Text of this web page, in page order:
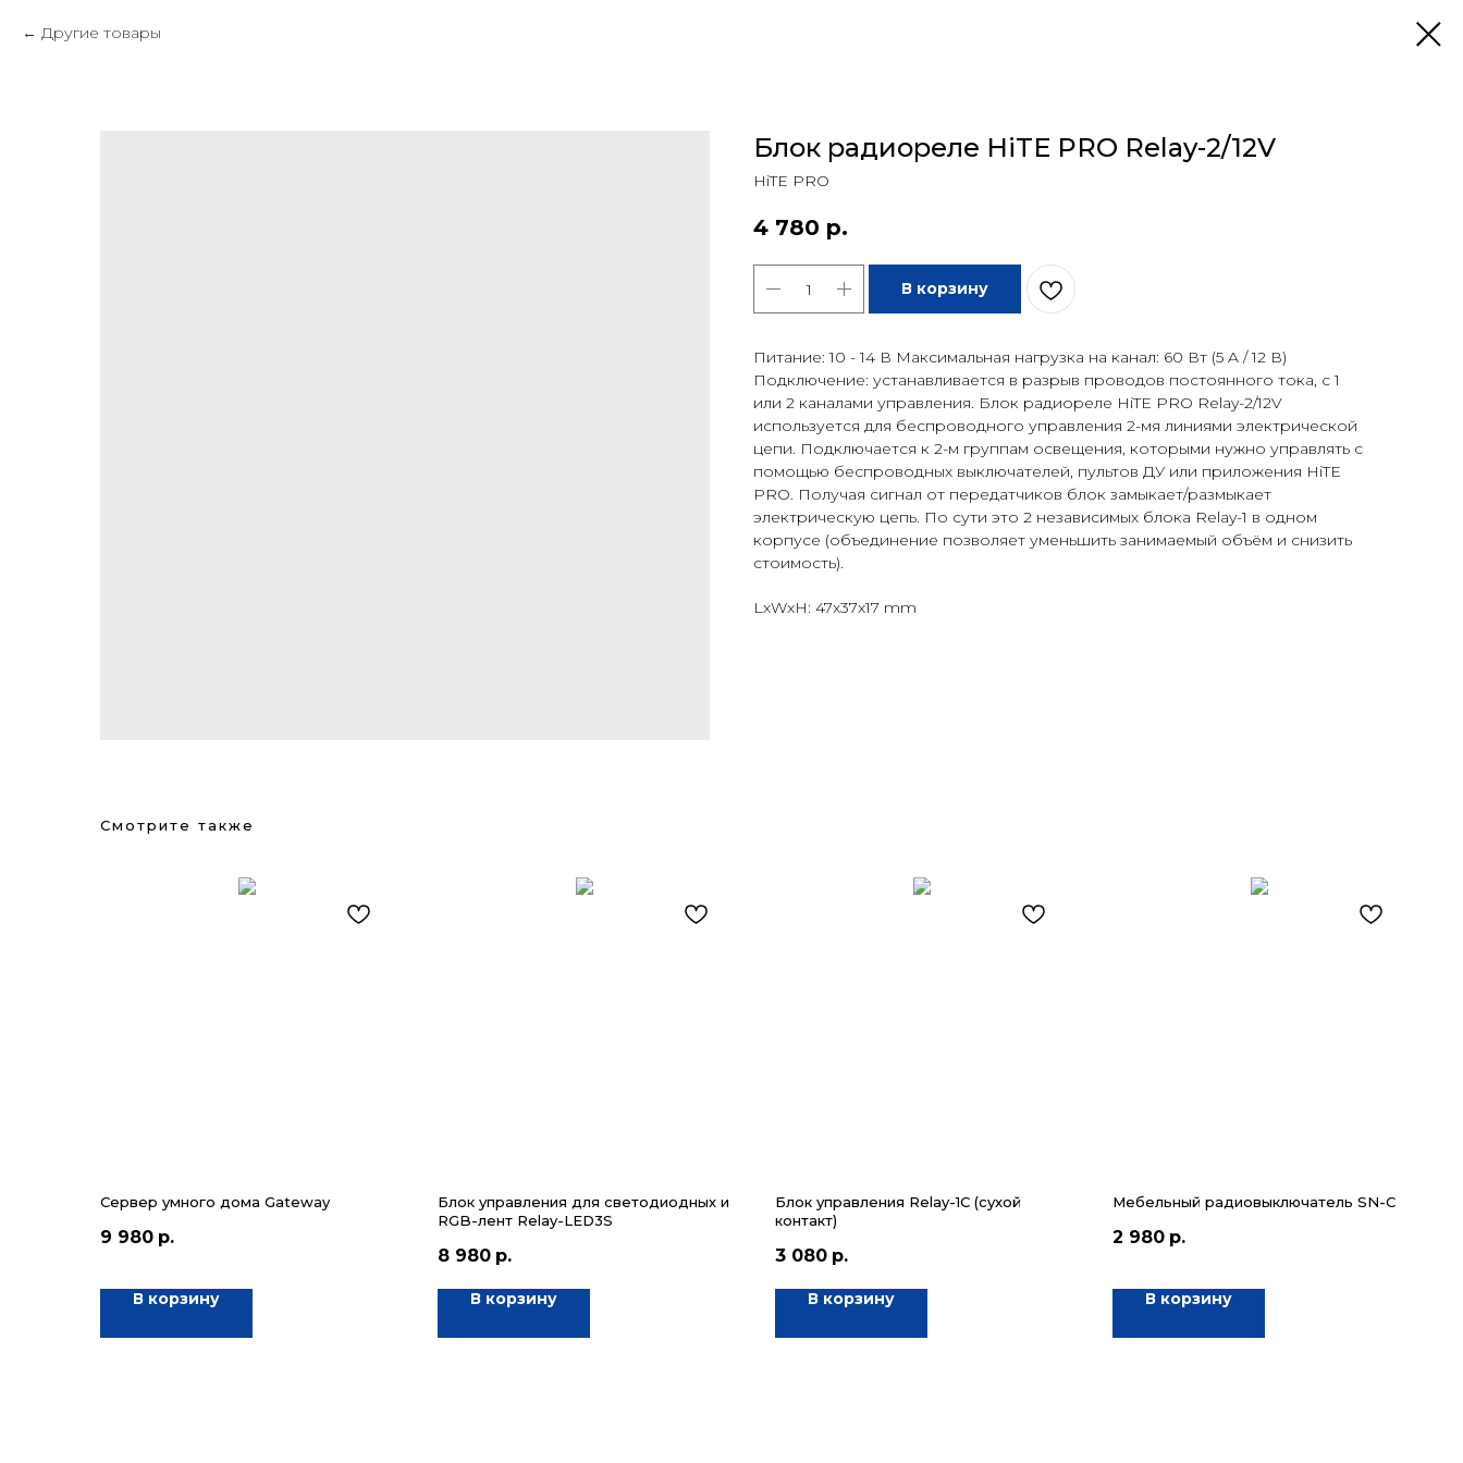
Другие товары
Блок радиореле HiTE PRO Relay-2/12V
HiTE PRO
4 780 р.
В корзину
Питание: 10 - 14 В Максимальная нагрузка на канал: 60 Вт (5 A / 12 В)
Подключение: устанавливается в разрыв проводов постоянного тока, с 1
или 2 каналами управления. Блок радиореле HiTE PRO Relay-2/12V
используется для беспроводного управления 2-мя линиями электрической
цепи. Подключается к 2-м группам освещения, которыми нужно управлять с
помощью беспроводных выключателей, пультов ДУ или приложения HiTE
PRO. Получая сигнал от передатчиков блок замыкает/размыкает
электрическую цепь. По сути это 2 независимых блока Relay-1 в одном
корпусе (объединение позволяет уменьшить занимаемый объём и снизить
стоимость).
LxWxH: 47x37x17 mm
Смотрите также
Сервер умного дома Gateway
9 980 р.
В корзину
Блок управления для светодиодных и
RGB-лент Relay-LED3S
8 980 р.
В корзину
Блок управления Relay-1C (сухой
контакт)
3 080 р.
В корзину
Мебельный радиовыключатель SN-C
2 980 р.
В корзину